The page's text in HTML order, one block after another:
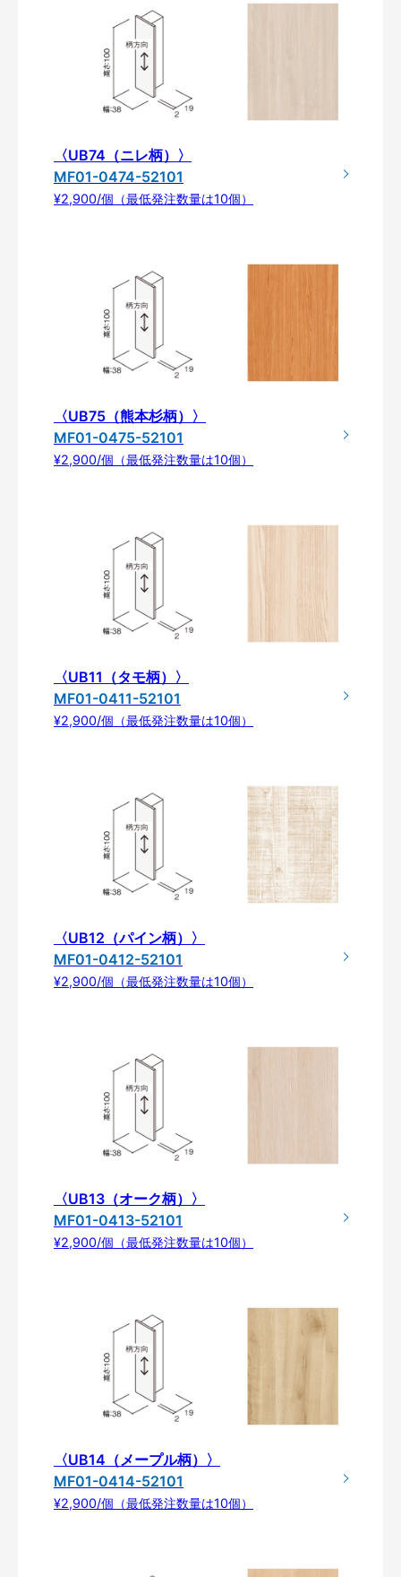
〈UB74（ニレ柄）〉
MF01-0474-52101
¥2,900/個（最低発注数量は10個）
〈UB75（熊本杉柄）〉
MF01-0475-52101
¥2,900/個（最低発注数量は10個）
〈UB11（タモ柄）〉
MF01-0411-52101
¥2,900/個（最低発注数量は10個）
〈UB12（パイン柄）〉
MF01-0412-52101
¥2,900/個（最低発注数量は10個）
〈UB13（オーク柄）〉
MF01-0413-52101
¥2,900/個（最低発注数量は10個）
〈UB14（メープル柄）〉
MF01-0414-52101
¥2,900/個（最低発注数量は10個）